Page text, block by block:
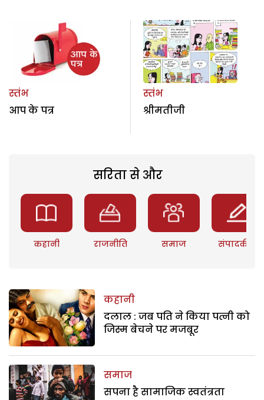
स्तंभ
आप के पत्र
स्तंभ
श्रीमतीजी
सरिता से और
कहानी राजनीति समाज संपादकीय
कहानी
दलाल : जब पति ने किया पत्नी को
जिस्म बेचने पर मजबूर
समाज
सपना है सामाजिक स्वतंत्रता